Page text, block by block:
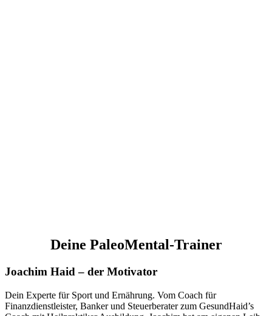
Deine PaleoMental-Trainer
Joachim Haid – der Motivator
Dein Experte für Sport und Ernährung. Vom Coach für
Finanzdienstleister, Banker und Steuerberater zum GesundHaid’s